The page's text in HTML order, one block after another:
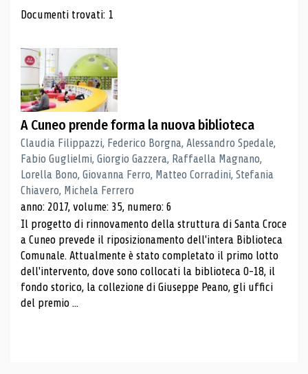
Risultati di ricerca
Documenti trovati: 1
A Cuneo prende forma la nuova biblioteca
Claudia Filippazzi, Federico Borgna, Alessandro Spedale,
Fabio Guglielmi, Giorgio Gazzera, Raffaella Magnano,
Lorella Bono, Giovanna Ferro, Matteo Corradini, Stefania
Chiavero, Michela Ferrero
anno: 2017, volume: 35, numero: 6
Il progetto di rinnovamento della struttura di Santa Croce
a Cuneo prevede il riposizionamento dell'intera Biblioteca
Comunale. Attualmente è stato completato il primo lotto
dell'intervento, dove sono collocati la biblioteca 0-18, il
fondo storico, la collezione di Giuseppe Peano, gli uffici
del premio ...